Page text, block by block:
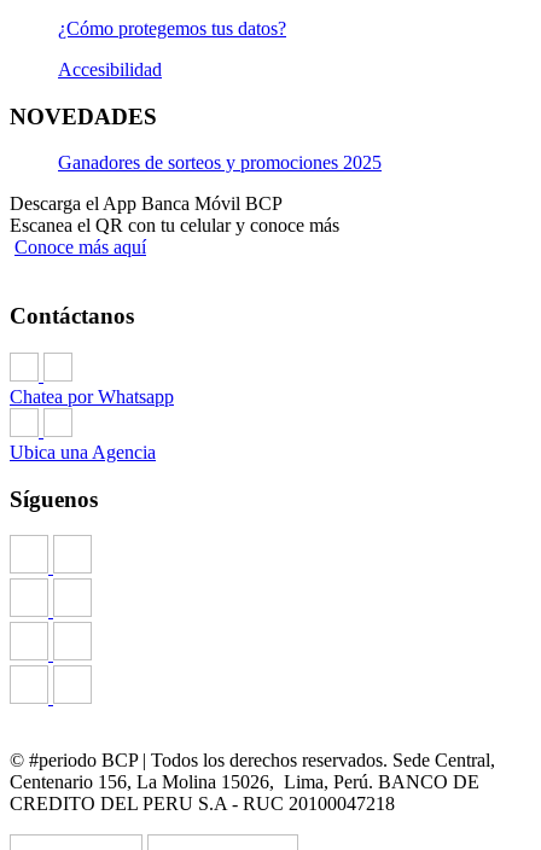
¿Cómo protegemos tus datos?
Accesibilidad
NOVEDADES
Ganadores de sorteos y promociones 2025
Descarga el App Banca Móvil BCP
Escanea el QR con tu celular y conoce más
Conoce más aquí
Contáctanos
Chatea por Whatsapp
Ubica una Agencia
Síguenos
© #periodo BCP | Todos los derechos reservados. Sede Central,
Centenario 156, La Molina 15026, Lima, Perú. BANCO DE
CREDITO DEL PERU S.A - RUC 20100047218